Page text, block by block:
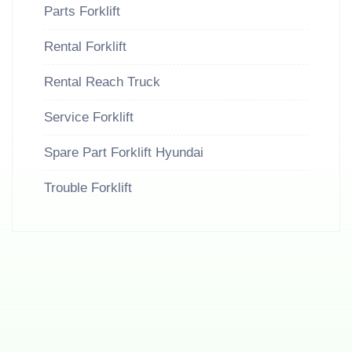
Parts Forklift
Rental Forklift
Rental Reach Truck
Service Forklift
Spare Part Forklift Hyundai
Trouble Forklift